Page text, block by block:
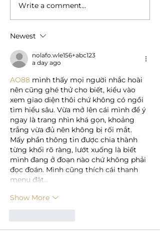
Intra-cellular therapies Vs.
Controller of patents- A
Write a comment...
Newest
nolafo.wle156+abc123
a day ago
AO88 mình thấy mọi người nhắc hoài
nên cũng ghé thử cho biết, kiểu vào
xem giao diện thôi chứ không có ngồi
tìm hiểu sâu. Vừa mở lên cái mình để ý
ngay là trang nhìn khá gọn, khoảng
trắng vừa đủ nên không bị rối mắt.
Mấy phần thông tin được chia thành
từng khối rõ ràng, lướt xuống là biết
mình đang ở đoạn nào chứ không phải
đọc đoán. Mình cũng thích cái thanh
menu đặt…
Show More